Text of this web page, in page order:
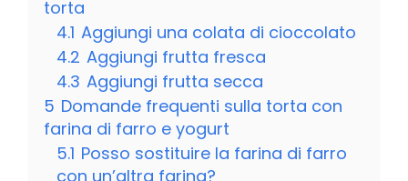
torta
4.1 Aggiungi una colata di cioccolato
4.2 Aggiungi frutta fresca
4.3 Aggiungi frutta secca
5 Domande frequenti sulla torta con
farina di farro e yogurt
5.1 Posso sostituire la farina di farro
con un’altra farina?